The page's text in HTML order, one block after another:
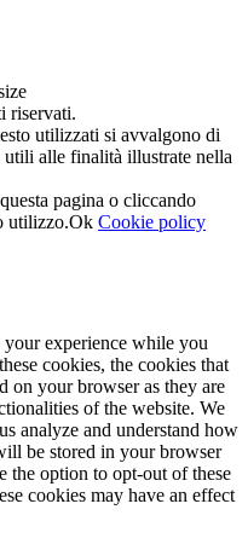
riservati.
utilizzati si avvalgono di
utili alle finalità illustrate nella
pagina o cliccando
utilizzo.Ok Cookie policy
experience while you
cookies, the cookies that
on your browser as they are
of the website. We
analyze and understand how
be stored in your browser
the option to opt-out of these
cookies may have an effect